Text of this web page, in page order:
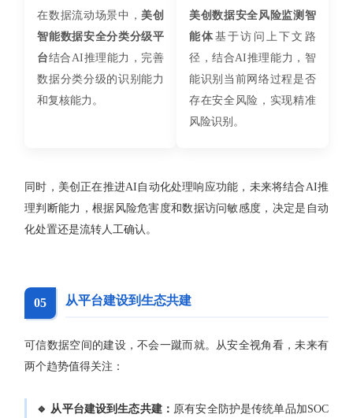
在数据流动场景中，美创
智能数据安全分类分级平
台结合AI推理能力，完善
数据分类分级的识别能力
和复核能力。
美创数据安全风险监测智
能体基于访问上下文路
径，结合AI推理能力，智
能识别当前网络过程是否
存在安全风险，实现精准
风险识别。
同时，美创正在推进AI自动化处理响应功能，未来将结合AI推
理判断能力，根据风险危害度和数据访问敏感度，决定是自动
化处置还是流转人工确认。
05 从平台建设到生态共建
可信数据空间的建设，不会一蹴而就。从安全视角看，未来有
两个趋势值得关注：
🔹 从平台建设到生态共建： 原有安全防护是传统单品加SOC